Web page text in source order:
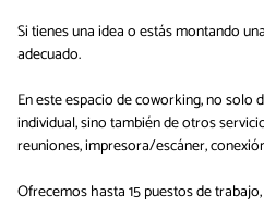
Si tienes una idea o estás montando
adecuado.
En este espacio de coworking, no
individual, sino también de otros
reuniones, impresora/escáner,
Ofrecemos hasta 15 puestos de